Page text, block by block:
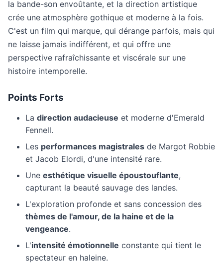
la bande-son envoûtante, et la direction artistique
crée une atmosphère gothique et moderne à la fois.
C'est un film qui marque, qui dérange parfois, mais qui
ne laisse jamais indifférent, et qui offre une
perspective rafraîchissante et viscérale sur une
histoire intemporelle.
Points Forts
La direction audacieuse et moderne d'Emerald
Fennell.
Les performances magistrales de Margot Robbie
et Jacob Elordi, d'une intensité rare.
Une esthétique visuelle époustouflante,
capturant la beauté sauvage des landes.
L'exploration profonde et sans concession des
thèmes de l'amour, de la haine et de la
vengeance.
L'intensité émotionnelle constante qui tient le
spectateur en haleine.